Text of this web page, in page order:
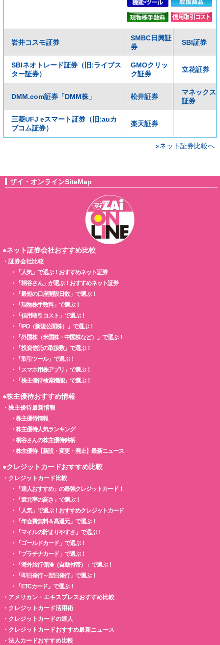
岩井コスモ証券
SMBC日興証
券
SBI証券
SBIネオトレード証券（旧:ライブス
ター証券）
GMOクリッ
ク証券
立花証券
DMM.com証券「DMM株」 松井証券
マネックス
証券
三菱UFJ eスマート証券（旧:auカ
ブコム証券）
楽天証券
»ネット証券比較へ
ザイ・オンラインSiteMap
●ネット証券会社おすすめ比較
・ 証券会社比較
・
「人気」で選ぶ！おすすめネット証券
・
「桐谷さん」が選ぶ！おすすめネット証券
・
「最短の口座開設日数」で選ぶ！
・
「現物株手数料」で選ぶ！
・
「信用取引コスト」で選ぶ！
・
「IPO（新規公開株）」で選ぶ！
・
「外国株（米国株・中国株など）」で選ぶ！
・
「投資信託の取扱数」で選ぶ！
・
「取引ツール」で選ぶ！
・
「スマホ用株アプリ」で選ぶ！
・
「株主優待検索機能」で選ぶ！
●株主優待おすすめ情報
・ 株主優待最新情報
・ 株主優待情報
・ 株主優待人気ランキング
・ 桐谷さんの株主優待銘柄
・ 株主優待【新設・変更・廃止】最新ニュース
●クレジットカードおすすめ比較
・ クレジットカード比較
・
「達人おすすめ」の最強クレジットカード！
・
「還元率の高さ」で選ぶ！
・
「人気」で選ぶ！おすすめクレジットカード
・
「年会費無料＆高還元」で選ぶ！
・
「マイルの貯まりやすさ」で選ぶ！
・
「ゴールドカード」で選ぶ！
・
「プラチナカード」で選ぶ！
・
「海外旅行保険（自動付帯）」で選ぶ！
・
「即日発行～翌日発行」で選ぶ！
・
「ETCカード」で選ぶ！
・ アメリカン・エキスプレスおすすめ比較
・ クレジットカード活用術
・ クレジットカードの達人
・ クレジットカードおすすめ最新ニュース
・ 法人カードおすすめ比較